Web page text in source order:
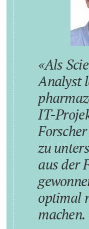
Als
Analyst
IT-
zu
aus der
optimal
machen.